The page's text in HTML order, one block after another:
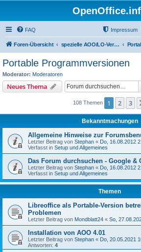
FAQ Impressum
Foren-Übersicht spezielle AOO/LO-Versionen / Betriebssysteme
Portable Programmversionen
Moderator: Moderatoren
Neues Thema
108 Themen 1 2 3
Bekanntmachungen
Allgemeine Hinweise zur
Letzter Beitrag von Stephan « Do, 16.08.2012
Verfasst in Setup und Allgemeines
Das Forum durchsuchen - Google &
Letzter Beitrag von Stephan « Do, 16.08.2012
Verfasst in Setup und Allgemeines
Themen
Libreoffice als Portable-Version
Problemen
Letzter Beitrag von Mondblatt24 « So,
Installation von AOO 4.01
Letzter Beitrag von Stephan « Do, 20.05.2021
Antworten: 4